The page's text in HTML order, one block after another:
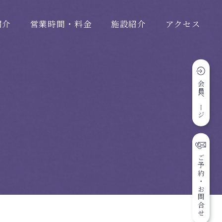
営業時間・料金 施設紹介 アクセス
会員ページ
ご予約・お問合せ